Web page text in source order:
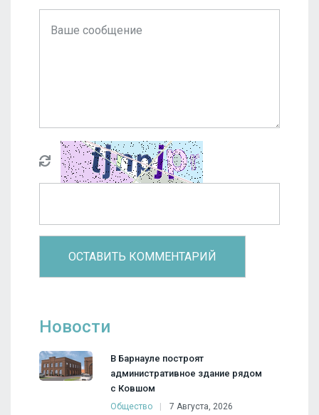
Новости
В Барнауле построят
административное здание рядом
с Ковшом
Общество 7 Августа, 2026